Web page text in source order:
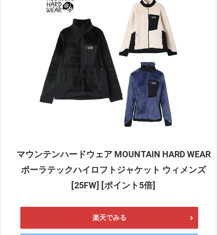
マウンテンハードウェア MOUNTAIN HARD WEAR
ポーラテックハイロフトジャケット ウィメンズ
[25FW] [ポイント5倍]
楽天でみる